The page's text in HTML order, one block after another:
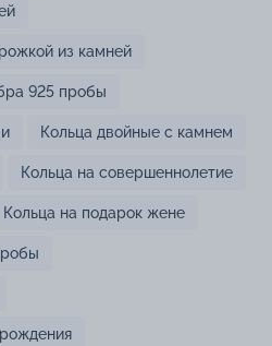
из камней
925 пробы
Кольца двойные с камнем
Кольца на совершеннолетие
Кольца на подарок жене